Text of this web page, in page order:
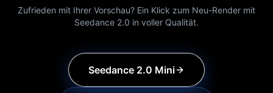
Zufrieden mit Ihrer Vorschau? Ein Klick zum Neu-Render mit
Seedance 2.0 in voller Qualität.
Seedance 2.0 Mini